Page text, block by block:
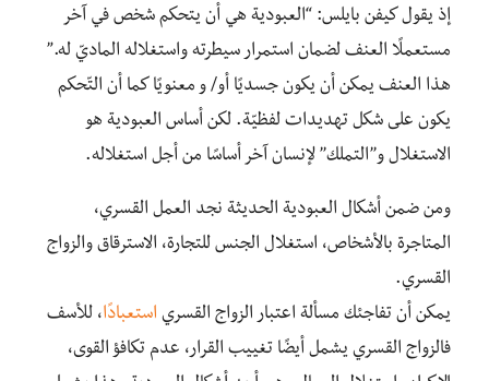
إذ يقول كيفن بايلس: “العبودية هي أن يتحكم شخص في آخر
مستعملًا العنف لضمان استمرار سيطرته واستغلاله الماديّ له.”
هذا العنف يمكن أن يكون جسديًا أو/ و معنويًا كما أن التّحكم
يكون على شكل تهديدات لفظيّة. لكن أساس العبودية هو
الاستغلال و’’التملك’’ لإنسان آخر أساسًا من أجل استغلاله.
ومن ضمن أشكال العبودية الحديثة نجد العمل القسري،
المتاجرة بالأشخاص، استغلال الجنس للتجارة، الاسترقاق والزواج
القسري.
يمكن أن تفاجئك مسألة اعتبار الزواج القسري استعبادًا، للأسف
فالزواج القسري يشمل أيضًا تغييب القرار، عدم تكافؤ القوى،